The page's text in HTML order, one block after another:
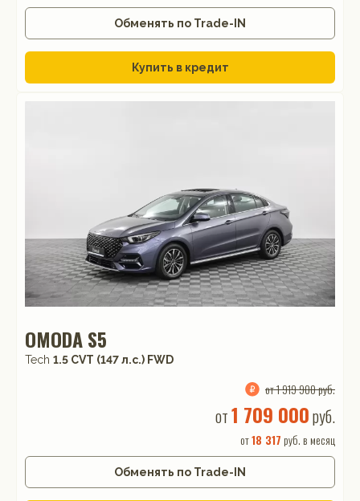
Обменять по Trade-IN
Купить в кредит
OMODA S5
Tech 1.5 CVT (147 л.с.) FWD
от 1 919 900 руб.
от1 709 000руб.
от18 317 руб. в месяц
Обменять по Trade-IN